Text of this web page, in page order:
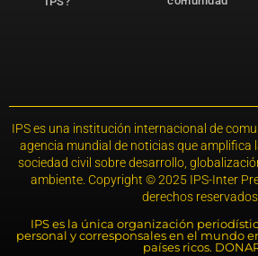
IPS es una institución internacional de
agencia mundial de noticias que amplifica
sociedad civil sobre desarrollo,
ambiente. Copyright © 2025 IPS-Inter
derechos reservados.
IPS es la única organización
personal y corresponsales en el mundo
países ricos.